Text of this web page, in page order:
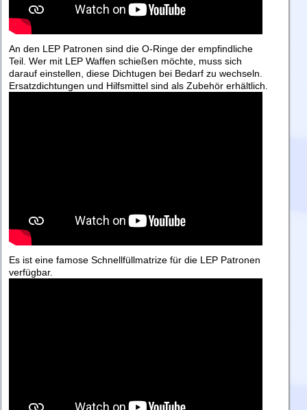
An den LEP Patronen sind die O-Ringe der empfindliche
Teil. Wer mit LEP Waffen schießen möchte, muss sich
darauf einstellen, diese Dichtugen bei Bedarf zu wechseln.
Ersatzdichtungen und Hilfsmittel sind als Zubehör erhältlich.
Es ist eine famose Schnellfüllmatrize für die LEP Patronen
verfügbar.